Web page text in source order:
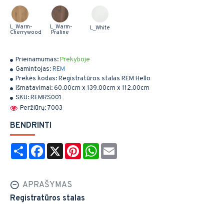
Prieinamumas:Prekyboje
Gamintojas:REM
Prekės kodas:Registratūros stalas REM Hello
Išmatavimai:60.00cm x 139.00cm x 112.00cm
SKU:REMRS001
Peržiūrų: 7003
L_Warm-
Cherrywood
L_Warm-
Praline
L_White
BENDRINTI
Share Facebook
X PinterestWhatsApp
APRAŠYMAS
Registratūros stalas